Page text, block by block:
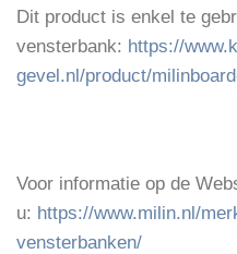
Dit product is enkel te
vensterbank: https://
gevel.nl/product/
Voor informatie op de
u: https://www.milin.nl/
vensterbanken/